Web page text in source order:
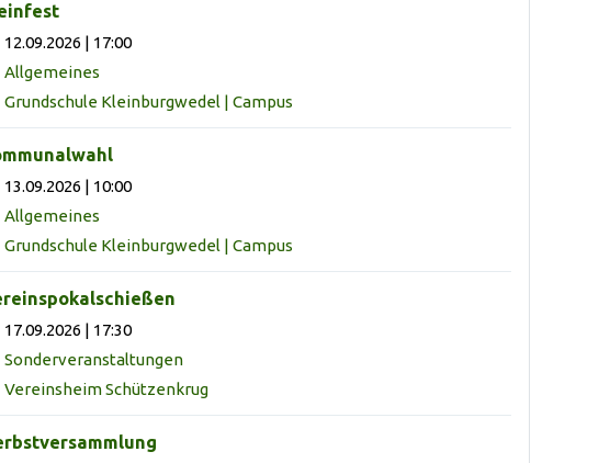
12.09.2026 | 17:00
Allgemeines
Grundschule Kleinburgwedel | Campus
13.09.2026 | 10:00
Allgemeines
Grundschule Kleinburgwedel | Campus
17.09.2026 | 17:30
Sonderveranstaltungen
Vereinsheim Schützenkrug